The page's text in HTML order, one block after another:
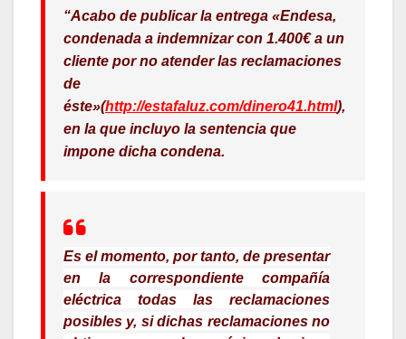
“Acabo de publicar la entrega «Endesa,
condenada a indemnizar con 1.400€ a un
cliente por no atender las reclamaciones
de
éste»(http://estafaluz.com/dinero41.html),
en la que incluyo la sentencia que
impone dicha condena.
Es el momento, por tanto, de presentar
en la correspondiente compañía
eléctrica todas las reclamaciones
posibles y, si dichas reclamaciones no